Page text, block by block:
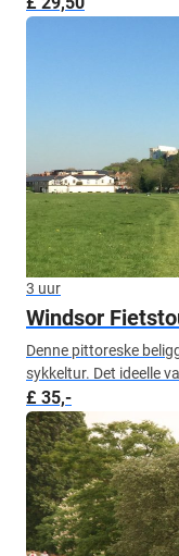
3 uur
Windsor
Denne pittoreske
sykkeltur. Det ideelle
£ 35,-